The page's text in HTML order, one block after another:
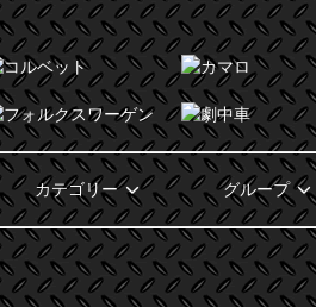
カテゴリー グループ